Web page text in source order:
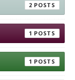
2
1
1